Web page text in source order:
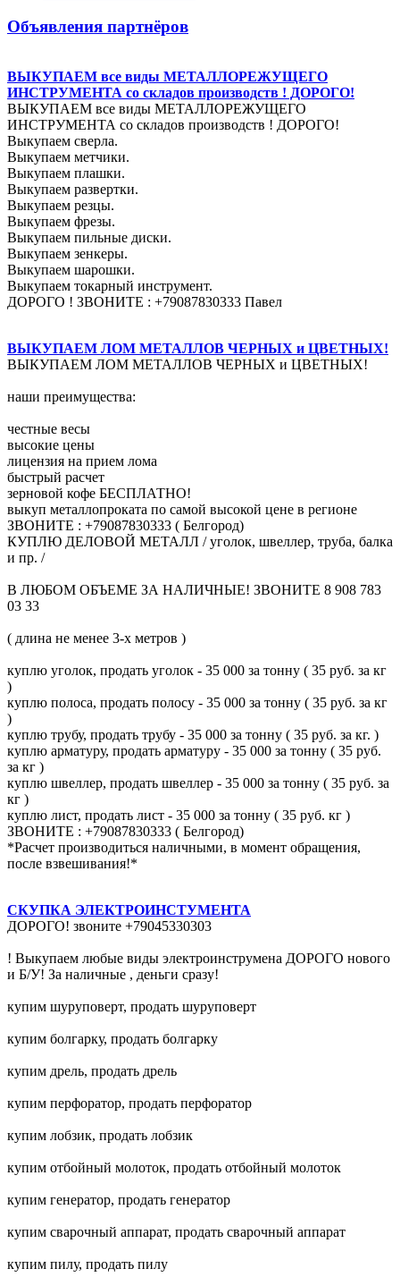
Объявления партнёров
ВЫКУПАЕМ все виды МЕТАЛЛОРЕЖУЩЕГО
ИНСТРУМЕНТА со складов производств ! ДОРОГО!
ВЫКУПАЕМ все виды МЕТАЛЛОРЕЖУЩЕГО
ИНСТРУМЕНТА со складов производств ! ДОРОГО!
Выкупаем сверла.
Выкупаем метчики.
Выкупаем плашки.
Выкупаем развертки.
Выкупаем резцы.
Выкупаем фрезы.
Выкупаем пильные диски.
Выкупаем зенкеры.
Выкупаем шарошки.
Выкупаем токарный инструмент.
ДОРОГО ! ЗВОНИТЕ : +79087830333 Павел
ВЫКУПАЕМ ЛОМ МЕТАЛЛОВ ЧЕРНЫХ и ЦВЕТНЫХ!
ВЫКУПАЕМ ЛОМ МЕТАЛЛОВ ЧЕРНЫХ и ЦВЕТНЫХ!
наши преимущества:
честные весы
высокие цены
лицензия на прием лома
быстрый расчет
зерновой кофе БЕСПЛАТНО!
выкуп металлопроката по самой высокой цене в регионе
ЗВОНИТЕ : +79087830333 ( Белгород)
КУПЛЮ ДЕЛОВОЙ МЕТАЛЛ / уголок, швеллер, труба, балка
и пр. /
В ЛЮБОМ ОБЪЕМЕ ЗА НАЛИЧНЫЕ! ЗВОНИТЕ 8 908 783
03 33
( длина не менее 3-х метров )
куплю уголок, продать уголок - 35 000 за тонну ( 35 руб. за кг
)
куплю полоса, продать полосу - 35 000 за тонну ( 35 руб. за кг
)
куплю трубу, продать трубу - 35 000 за тонну ( 35 руб. за кг. )
куплю арматуру, продать арматуру - 35 000 за тонну ( 35 руб.
за кг )
куплю швеллер, продать швеллер - 35 000 за тонну ( 35 руб. за
кг )
куплю лист, продать лист - 35 000 за тонну ( 35 руб. кг )
ЗВОНИТЕ : +79087830333 ( Белгород)
*Расчет производиться наличными, в момент обращения,
после взвешивания!*
СКУПКА ЭЛЕКТРОИНСТУМЕНТА
ДОРОГО! звоните +79045330303
! Выкупаем любые виды электроинструмена ДОРОГО нового
и Б/У! За наличные , деньги сразу!
купим шуруповерт, продать шуруповерт
купим болгарку, продать болгарку
купим дрель, продать дрель
купим перфоратор, продать перфоратор
купим лобзик, продать лобзик
купим отбойный молоток, продать отбойный молоток
купим генератор, продать генератор
купим сварочный аппарат, продать сварочный аппарат
купим пилу, продать пилу